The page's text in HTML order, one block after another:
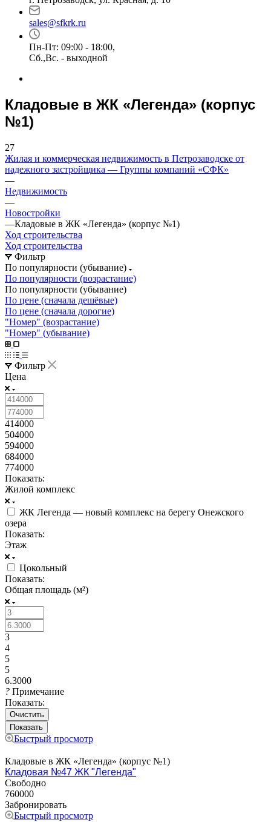
sales@sfkrk.ru
Пн-Пт: 09:00 - 18:00,
Сб.,Вс. - выходной
Кладовые в ЖК «Легенда» (корпус
№1)
27
Жилая и коммерческая недвижимость в Петрозаводске от
надежного застройщика — Группы компаний «СФК»
—
Недвижимость
—
Новостройки
—Кладовые в ЖК «Легенда» (корпус №1)
Ход строительства
Ход строительства
Фильтр
По популярности (убывание)
По популярности (возрастание)
По популярности (убывание)
По цене (сначала дешёвые)
По цене (сначала дорогие)
"Номер" (возрастание)
"Номер" (убывание)
Фильтр
Цена
414000
504000
594000
684000
774000
Показать:
Жилой комплекс
ЖК Легенда — новый комплекс на берегу Онежского
озера
Показать:
Этаж
Цокольный
Показать:
Общая площадь (м²)
3
4
5
5
6.3000
? Примечание
Показать:
Очистить
Быстрый просмотр
Кладовые в ЖК «Легенда» (корпус №1)
Кладовая №47 ЖК "Легенда"
Свободно
760000
Забронировать
Быстрый просмотр